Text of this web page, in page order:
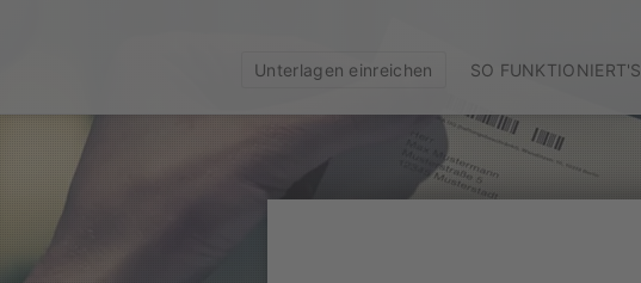
Unterlagen einreichen SO FUNKTIONIERT'S